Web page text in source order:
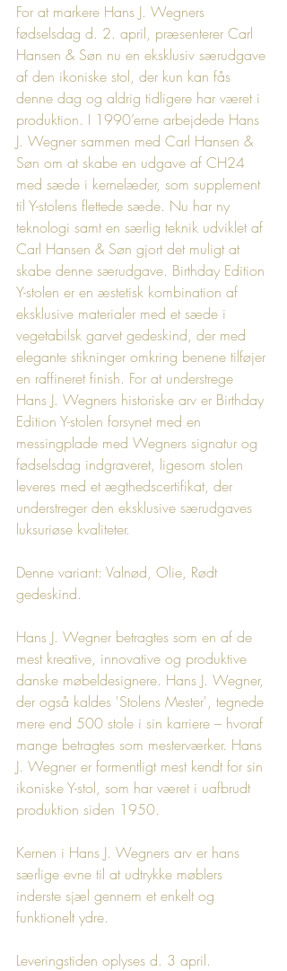
For at markere Hans J. Wegners
fødselsdag d. 2. april, præsenterer Carl
Hansen & Søn nu en eksklusiv særudgave
af den ikoniske stol, der kun kan fås
denne dag og aldrig tidligere har været i
produktion. I 1990’erne arbejdede Hans
J. Wegner sammen med Carl Hansen &
Søn om at skabe en udgave af CH24
med sæde i kernelæder, som supplement
til Y-stolens flettede sæde. Nu har ny
teknologi samt en særlig teknik udviklet af
Carl Hansen & Søn gjort det muligt at
skabe denne særudgave. Birthday Edition
Y-stolen er en æstetisk kombination af
eksklusive materialer med et sæde i
vegetabilsk garvet gedeskind, der med
elegante stikninger omkring benene tilføjer
en raffineret finish. For at understrege
Hans J. Wegners historiske arv er Birthday
Edition Y-stolen forsynet med en
messingplade med Wegners signatur og
fødselsdag indgraveret, ligesom stolen
leveres med et ægthedscertifikat, der
understreger den eksklusive særudgaves
luksuriøse kvaliteter.
Denne variant: Valnød, Olie, Rødt
gedeskind.
Hans J. Wegner betragtes som en af de
mest kreative, innovative og produktive
danske møbeldesignere. Hans J. Wegner,
der også kaldes 'Stolens Mester', tegnede
mere end 500 stole i sin karriere – hvoraf
mange betragtes som mesterværker. Hans
J. Wegner er formentligt mest kendt for sin
ikoniske Y-stol, som har været i uafbrudt
produktion siden 1950.
Kernen i Hans J. Wegners arv er hans
særlige evne til at udtrykke møblers
inderste sjæl gennem et enkelt og
funktionelt ydre.
Leveringstiden oplyses d. 3 april.